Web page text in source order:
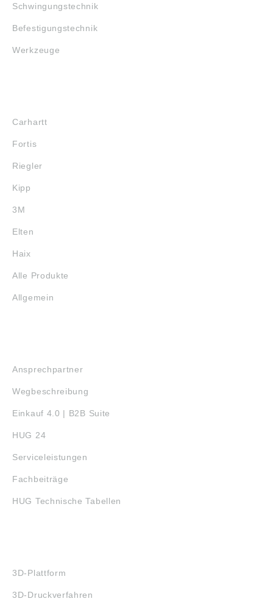
Schwingungstechnik
Befestigungstechnik
Werkzeuge
Carhartt
Fortis
Riegler
Kipp
3M
Elten
Haix
Alle Produkte
Allgemein
Ansprechpartner
Wegbeschreibung
Einkauf 4.0 | B2B Suite
HUG 24
Serviceleistungen
Fachbeiträge
HUG Technische Tabellen
3D-Plattform
3D-Druckverfahren